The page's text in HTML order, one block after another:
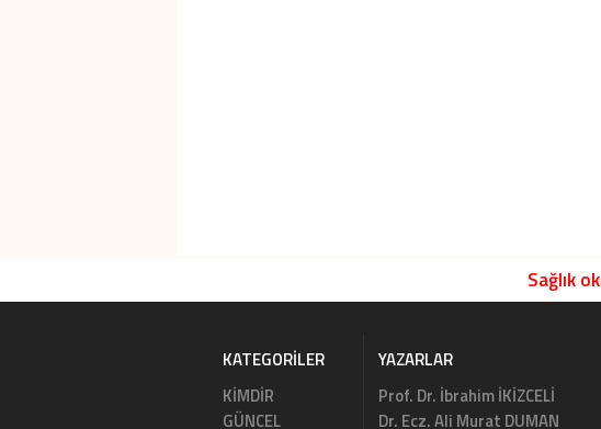
Sağlık
KATEGORILER
KİMDİR
GÜNCEL
YAZARLAR
Prof. Dr. İbrahim İKİZCELİ
Dr. Ecz. Ali Murat DUMAN